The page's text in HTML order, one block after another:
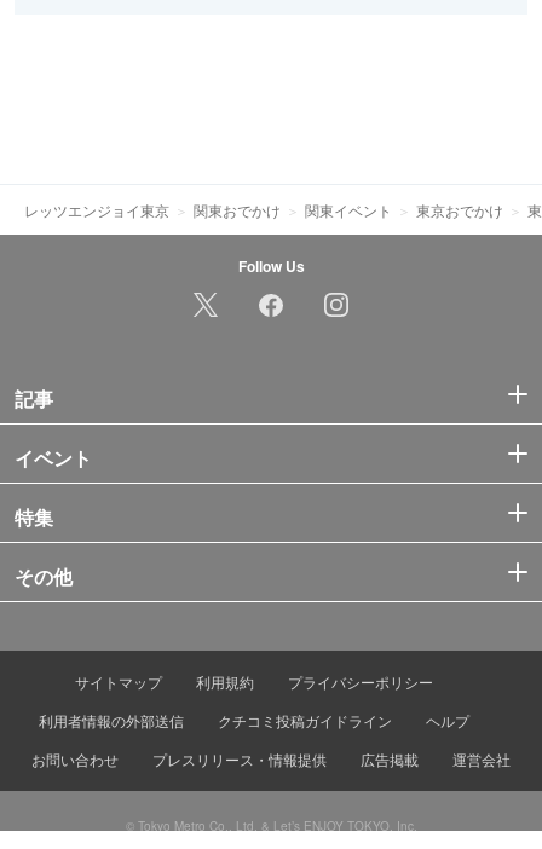
レッツエンジョイ東京 関東おでかけ 関東イベント 東京おでかけ
Follow Us
記事
イベント
特集
その他
サイトマップ 利用規約
プライバシーポリシー
利用者情報の外部送信
クチコミ投稿ガイドライン
ヘルプ
お問い合わせ
プレスリリース・情報提供 広告掲載 運営会社
© Tokyo Metro Co., Ltd. & Let’s ENJOY TOKYO, Inc.